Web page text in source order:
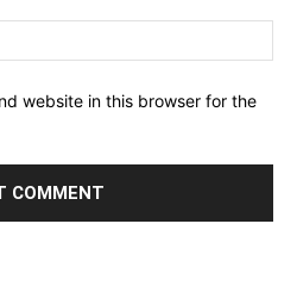
website in this browser for the